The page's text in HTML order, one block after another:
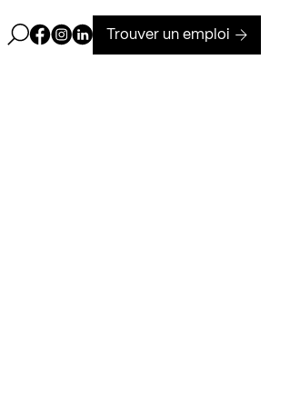
Ouvrir la barre de recherche
Page Facebook de Kollectif
Page Instagram de Kollectif
Page Linkedin de Kollectif
Trouver un emploi